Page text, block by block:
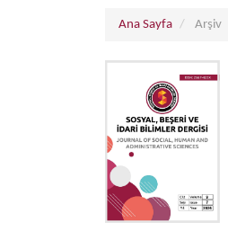
Ana Sayfa Arşiv